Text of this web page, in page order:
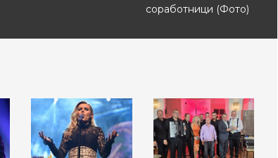
соработници (Фото)